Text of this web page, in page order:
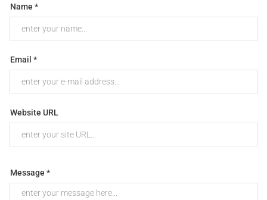
Name *
Email *
Website URL
Message *